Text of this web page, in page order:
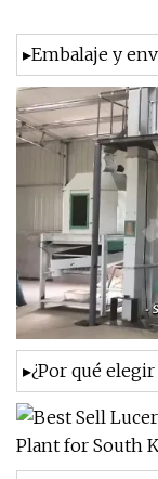
▸Embalaje y
▸¿Por qué